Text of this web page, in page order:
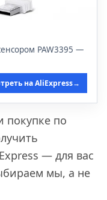
PAW3395 —
на AliExpress→
покупке по
— для вас
мы, а не